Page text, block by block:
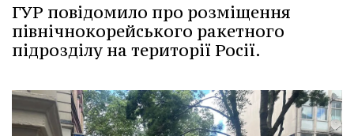
ГУР повідомило про розміщення
північнокорейського ракетного
підрозділу на території Росії.